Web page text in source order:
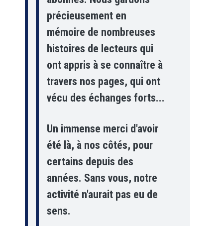
précieusement en
mémoire de nombreuses
histoires de lecteurs qui
ont appris à se connaître à
travers nos pages, qui ont
vécu des échanges forts...
Un immense merci d'avoir
été là, à nos côtés, pour
certains depuis des
années. Sans vous, notre
activité n'aurait pas eu de
sens.